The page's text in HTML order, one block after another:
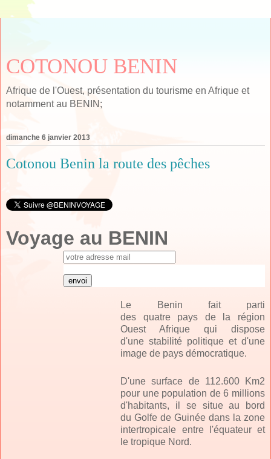
COTONOU BENIN
Afrique de l'Ouest, présentation du tourisme en Afrique et
notamment au BENIN;
dimanche 6 janvier 2013
Cotonou Benin la route des pêches
Voyage au BENIN
Le Benin fait parti
des quatrepays de la région
Ouest Afrique qui dispose
d'unestabilité politique et d'une
image de paysdémocratique.
D'une surface de 112.600 Km2
pour une population de6 millions
d'habitants, il se situe au bord
duGolfe de Guinéedans la zone
intertropicale entre l'équateur et
le tropique Nord.